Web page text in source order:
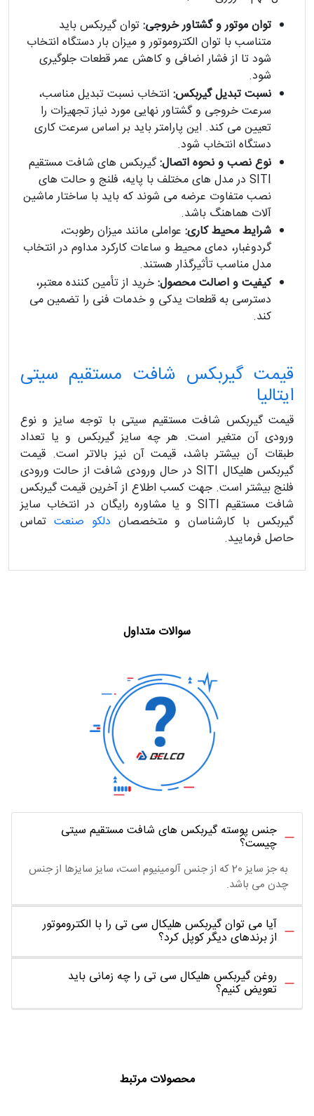
توان موتور و گشتاور خروجی:توان گیربکس باید
متناسب با توان الکتروموتور و میزان بار دستگاه انتخاب
شود تا از فشار اضافی و کاهش عمر قطعات جلوگیری
شود.
نسبت تبدیل گیربکس: انتخاب نسبت تبدیل مناسب،
سرعت خروجی و گشتاور نهایی مورد نیاز تجهیزات را
تعیین می کند. این پارامتر باید بر اساس سرعت کاری
دستگاه انتخاب شود.
نوع نصب و نحوه اتصال:گیربکس های شافت مستقیم
SITI در مدل های مختلف با پایه، فلنج و حالت های
نصب متفاوت عرضه می شوند که باید با ساختار ماشین
آلات هماهنگ باشد.
شرایط محیط کاری: عواملی مانند میزان رطوبت،
گردوغبار، دمای محیط و ساعات کارکرد مداوم در انتخاب
مدل مناسب تأثیرگذار هستند.
کیفیت و اصالت محصول:خرید از تأمین کننده معتبر،
دسترسی به قطعات یدکی و خدمات فنی را تضمین می
کند.
قیمت گیربکس شافت مستقیم سیتی
ایتالیا
قیمت گیربکس شافت مستقیم سیتی با توجه سایز و نوع
ورودی آن متغیر است. هر چه سایز گیربکس و یا تعداد
طبقات آن بیشتر باشد، قیمت آن نیز بالاتر است. قیمت
گیربکس هلیکال SITI در حال ورودی شافت از حالت ورودی
فلنج بیشتر است. جهت کسب اطلاع از آخرین قیمت گیربکس
شافت مستقیم SITI و یا مشاوره رایگان در انتخاب سایز
گیربکس با کارشناسان و متخصصان دلکو صنعت تماس
حاصل فرمایید.
سوالات متداول
جنس پوسته گیربکس های شافت مستقیم سیتی
چیست؟
به جز سایز 20 که از جنس آلومینیوم است، سایز سایزها از جنس
چدن می باشد.
آیا می توان گیربکس هلیکال سی تی را با الکتروموتور
از برندهای دیگر کوپل کرد؟
روغن گیربکس هلیکال سی تی را چه زمانی باید
تعویض کنیم؟
محصولات مرتبط